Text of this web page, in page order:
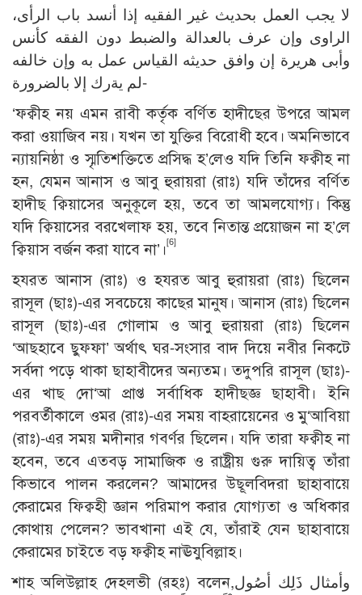
لا يجب العمل بحديث غير الفقيه إذا أنسد باب الرأى،
الراوى وإن عرف بالعدالة والضبط دون الفقه كأنس
وأبى هريرة إن وافق حديثه القياس عمل به وإن خالفه
لم يةرك إلا بالضرورة-
‘ফক্বীহ নয় এমন রাবী কর্তৃক বর্ণিত হাদীছের উপরে আমল
করা ওয়াজিব নয়। যখন তা যুক্তির বিরোধী হবে। অমনিভাবে
ন্যায়নিষ্ঠা ও স্মৃতিশক্তিতে প্রসিদ্ধ হ’লেও যদি তিনি ফক্বীহ না
হন, যেমন আনাস ও আবু হুরায়রা (রাঃ) যদি তাঁদের বর্ণিত
হাদীছ ক্বিয়াসের অনুকূলে হয়, তবে তা আমলযোগ্য। কিন্তু
যদি ক্বিয়াসের বরখেলাফ হয়, তবে নিতান্ত প্রয়োজন না হ’লে
ক্বিয়াস বর্জন করা যাবে না’।[6]
হযরত আনাস (রাঃ) ও হযরত আবু হুরায়রা (রাঃ) ছিলেন
রাসূল (ছাঃ)-এর সবচেয়ে কাছের মানুষ। আনাস (রাঃ) ছিলেন
রাসূল (ছাঃ)-এর গোলাম ও আবু হুরায়রা (রাঃ) ছিলেন
‘আছহাবে ছুফফা’ অর্থাৎ ঘর-সংসার বাদ দিয়ে নবীর নিকটে
সর্বদা পড়ে থাকা ছাহাবীদের অন্যতম। তদুপরি রাসূল (ছাঃ)-
এর খাছ দো‘আ প্রাপ্ত সর্বাধিক হাদীছজ্ঞ ছাহাবী। ইনি
পরবর্তীকালে ওমর (রাঃ)-এর সময় বাহরায়েনের ও মু‘আবিয়া
(রাঃ)-এর সময় মদীনার গবর্ণর ছিলেন। যদি তারা ফক্বীহ না
হবেন, তবে এতবড় সামাজিক ও রাষ্ট্রীয় গুরু দায়িত্ব তাঁরা
কিভাবে পালন করলেন? আমাদের উছূলবিদরা ছাহাবায়ে
কেরামের ফিক্বহী জ্ঞান পরিমাপ করার যোগ্যতা ও অধিকার
কোথায় পেলেন? ভাবখানা এই যে, তাঁরাই যেন ছাহাবায়ে
কেরামের চাইতে বড় ফক্বীহ নাঊযুবিল্লাহ।
শাহ অলিউল্লাহ দেহলভী (রহঃ) বলেন,وأمثال ذَلِك أصُول